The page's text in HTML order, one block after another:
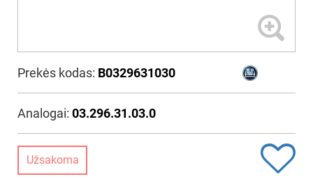
Prekės kodas: B0329631030
Analogai: 03.296.31.03.0
Užsakoma